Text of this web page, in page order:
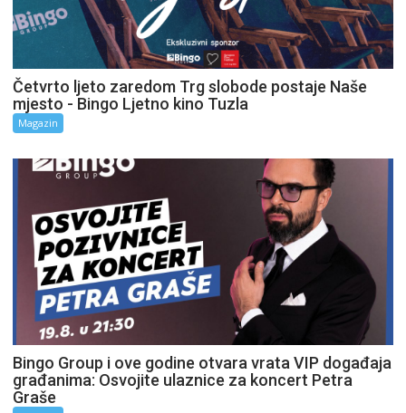
Četvrto ljeto zaredom Trg slobode postaje Naše
mjesto - Bingo Ljetno kino Tuzla
Magazin
Bingo Group i ove godine otvara vrata VIP događaja
građanima: Osvojite ulaznice za koncert Petra
Graše